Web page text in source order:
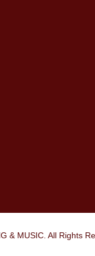
& MUSIC. All Rights